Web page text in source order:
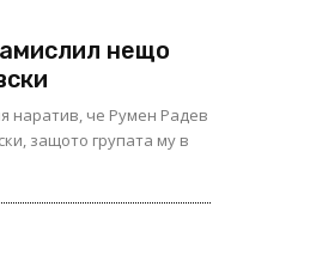
нещо
наратив, че Румен Радев
защото групата му в